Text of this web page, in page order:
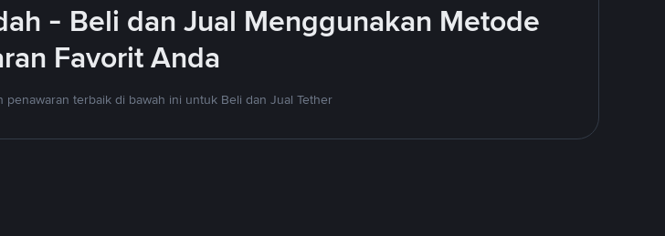
- Beli dan Jual Menggunakan Metode
Favorit Anda
penawaran terbaik di bawah ini untuk Beli dan Jual Tether